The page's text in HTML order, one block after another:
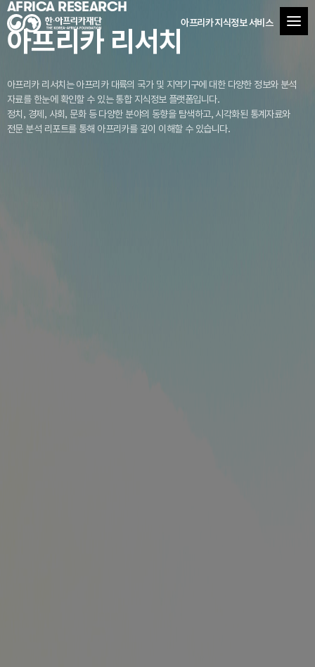
아프리카 지식정보 서비스
AFRICA RESEARCH
아프리카 리서치
아프리카 리서치는 아프리카 대륙의 국가 및 지역기구에 대한 다양한 정보와 분석
자료를 한눈에 확인할 수 있는 통합 지식정보 플랫폼입니다.
정치, 경제, 사회, 문화 등 다양한 분야의 동향을 탐색하고, 시각화된 통계자료와
전문 분석 리포트를 통해 아프리카를 깊이 이해할 수 있습니다.